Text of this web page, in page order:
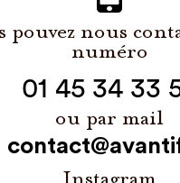
pouvez nous
numéro
01 45 34 33
ou par mail
Instagram